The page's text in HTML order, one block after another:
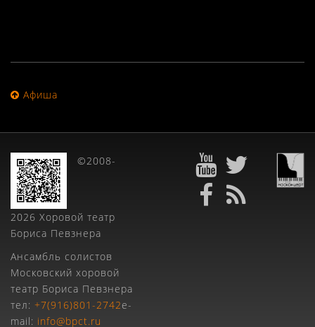
Афиша
©2008-
2026 Хоровой театр
Бориса Певзнера
Ансамбль солистов
Московский хоровой
театр Бориса Певзнера
тел: +7(916)801-2742e-
mail: info@bpct.ru